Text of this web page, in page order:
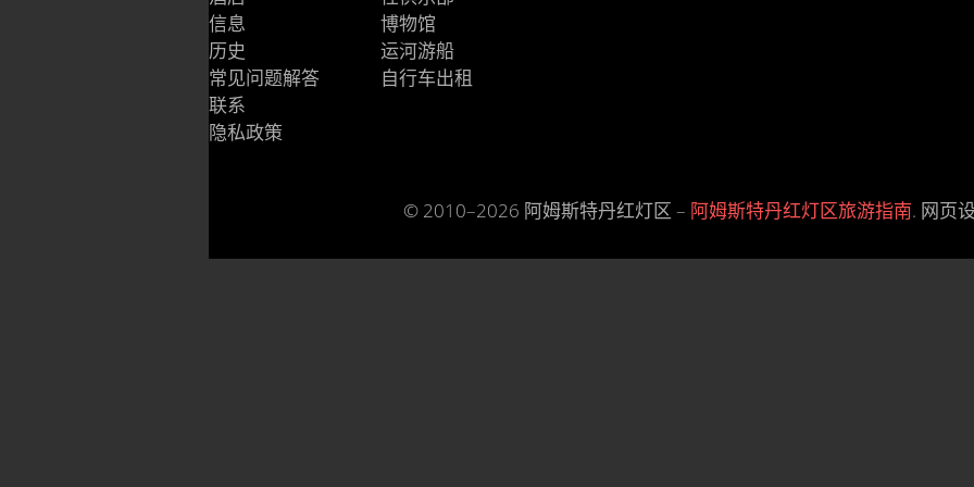
信息
历史
常见问题解答
联系
隐私政策
博物馆
运河游船
自行车出租
© 2010–2026 阿姆斯特丹红灯区 – 阿姆斯特丹红灯区旅游指南. 网页